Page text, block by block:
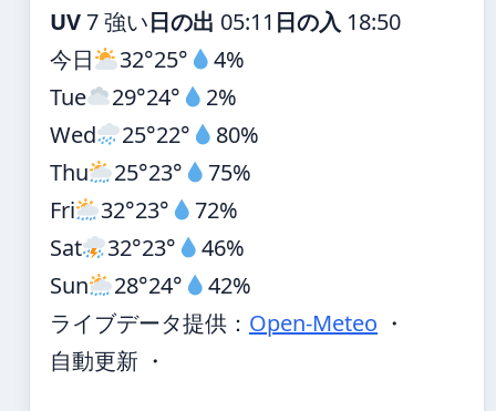
UV7 強い日の出 05:11 日の入 18:50
今日
32°25°
4%
Tue
29°24°
2%
Wed
25°22°
80%
Thu
25°23°
75%
Fri
32°23°
72%
Sat
32°23°
46%
Sun
28°24°
42%
ライブデータ提供： Open-Meteo ・
自動更新 ・